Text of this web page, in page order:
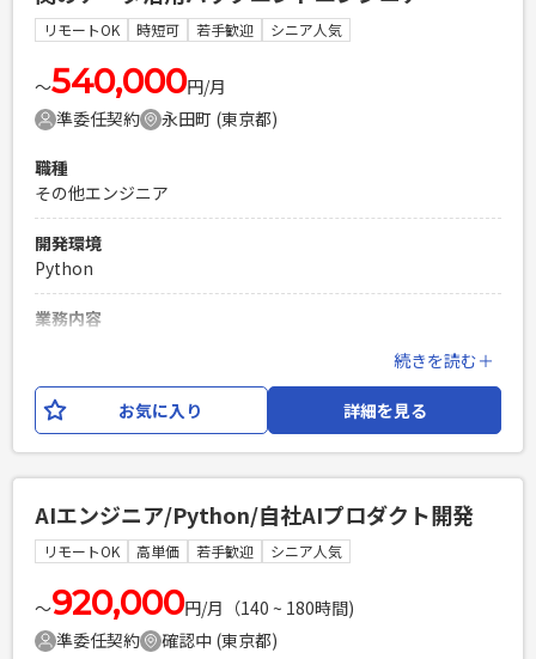
スト（テストケース作成・実施）、コードレビュー 【開発環
境】 言語：Python クラウド：Google Cloud
必須スキル
・Pythonでの開発経験3年以上 ・基本設計〜開発の経験 ・エ
できる方 ・クラウド環境（Google Cloud等）を利用した開発
経験3年以上 ・各種ドキュメント作成経験 ・スケジュール管
理をして1人称で設計開発作業を進められる方 ・生成AI、機械
学習についてのキャッチアップ意欲
Laravelを用いた開発経験1年以上
リモートOK 時短可 若手歓迎 シニア人気
〜540,000円/月
準委任契約
永田町 (東京都)
職種
その他エンジニア
開発環境
Python
業務内容
ングを目的とした、機械学習モデルの推論環境構築および
ETLパイプライン開発プロジェクトです。 顧客企業が蓄積し
てきたフリーコメントデータ（約17,000件）をもとに、デー
リ作成とデータパイプラインの構築が主なミッションとなり
ます。 クラウドサービスやLLM APIに依存しない、ローカル完
結型のシンプルかつ堅牢なアーキテクチャとなる予定です。
【お任せしたい業務 】 フェーズ1：立ち上げ、検証 ・
Windows Server環境の調査、Python実行環境のセットアッ
プ ・プロジェクトフォルダ構成の設計、構築 ・CSV読込処理
続きを読む＋
お気に入り 詳細を見る
AIエンジニア/Python/自社AIプロダクト開発
リモートOK 高単価 若手歓迎 シニア人気
〜920,000円/月（140 ~ 180時間)
準委任契約
確認中 (東京都)